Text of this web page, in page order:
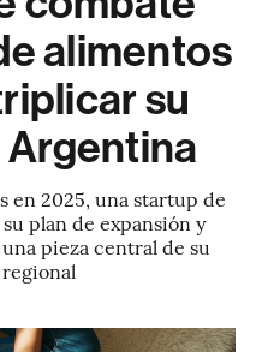
alimentos
su
en 2025, una startup de
plan de expansión y
pieza central de su